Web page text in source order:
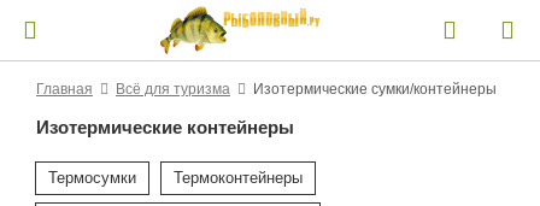
Главная Всё для туризма Изотермические сумки/контейнеры
Изотермические контейнеры
Термосумки Термоконтейнеры